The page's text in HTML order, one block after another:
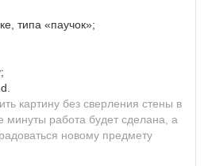
типа «паучок»;
картину без сверления стены в
минуты работа будет сделана, а
новому предмету